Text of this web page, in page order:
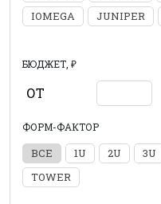
IOMEGA
JUNIPER
БЮДЖЕТ, ₽
ОТ
ФОРМ-ФАКТОР
ВСЕ 1U 2U 3U
TOWER